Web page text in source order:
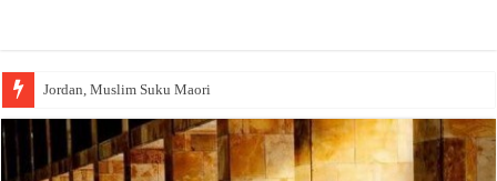
Jordan, Muslim Suku Maori